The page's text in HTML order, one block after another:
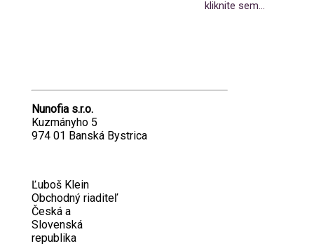
kliknite sem...
Nunofia s.r.o.
Kuzmányho 5
974 01 Banská Bystrica
Ľuboš Klein
Obchodný riaditeľ
Česká a
Slovenská
republika